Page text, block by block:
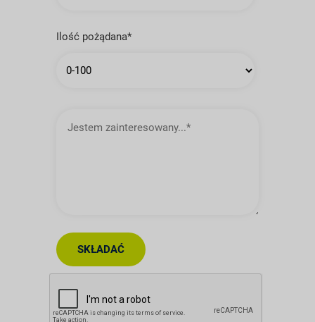
Ilość pożądana*
zainteresowany…
SKŁADAĆ